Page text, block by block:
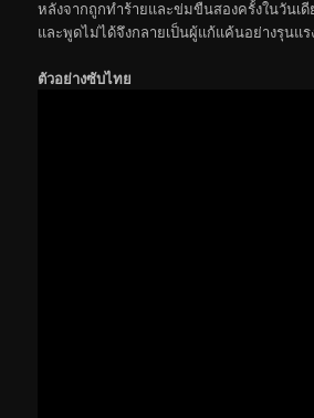
หลังจากถูกทำร้ายและข่มขืนสองครั้งในวันเ
และพูดไม่ได้จึงกลายเป็นผู้แก้แค้นอย่างรุนแ
ตัวอย่างซับไทย